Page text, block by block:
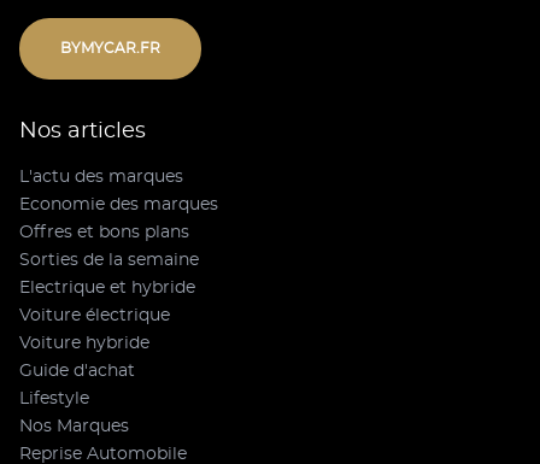
BYMYCAR.FR
Nos articles
L'actu des marques
Economie des marques
Offres et bons plans
Sorties de la semaine
Electrique et hybride
Voiture électrique
Voiture hybride
Guide d'achat
Lifestyle
Nos Marques
Reprise Automobile